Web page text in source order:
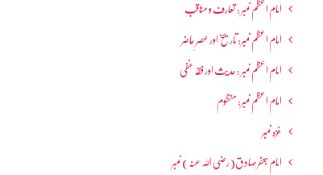
امام اعظم نمبر : تعارف و مناقب
امام اعظم نمبر: تاریخ اور عصرِ حاضر
امام اعظم نمبر : حدیث اور فقہ حنفی
امام اعظم نمبر: منظوم
غزہ نمبر
امام جعفرصادق(رضی اللہ عنہ) نمبر